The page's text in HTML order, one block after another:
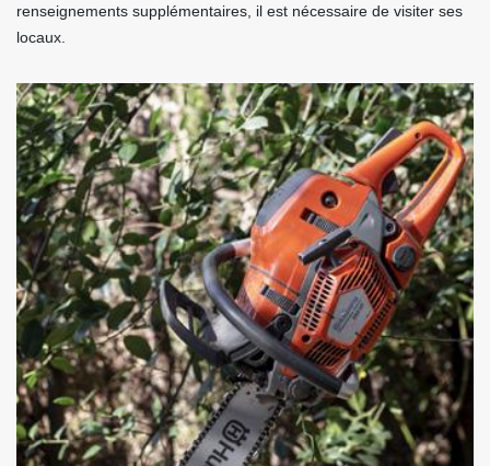
renseignements supplémentaires, il est nécessaire de visiter ses
locaux.